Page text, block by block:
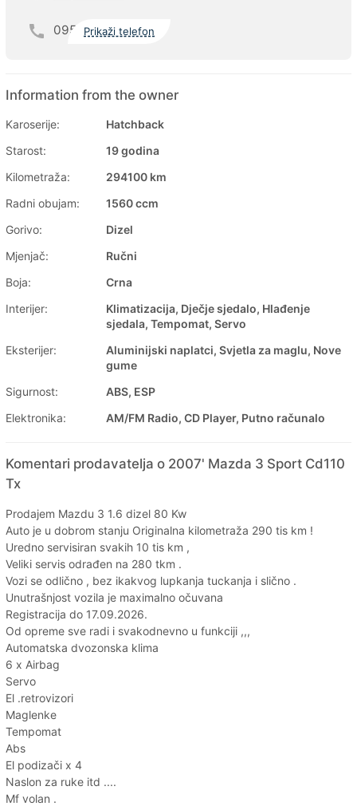
095 Prikaži telefon
Information from the owner
Karoserije:
Hatchback
Starost:
19 godina
Kilometraža:
294100 km
Radni obujam:
1560 ccm
Gorivo:
Dizel
Mjenjač:
Ručni
Boja:
Crna
Interijer:
Klimatizacija, Dječje sjedalo, Hlađenje
sjedala, Tempomat, Servo
Eksterijer:
Aluminijski naplatci, Svjetla za maglu, Nove
gume
Sigurnost:
ABS, ESP
Elektronika:
AM/FM Radio, CD Player, Putno računalo
Komentari prodavatelja o 2007' Mazda 3 Sport Cd110
Tx
Prodajem Mazdu 3 1.6 dizel 80 Kw
Auto je u dobrom stanju Originalna kilometraža 290 tis km !
Uredno servisiran svakih 10 tis km ,
Veliki servis odrađen na 280 tkm .
Vozi se odlično , bez ikakvog lupkanja tuckanja i slično .
Unutrašnjost vozila je maximalno očuvana
Registracija do 17.09.2026.
Od opreme sve radi i svakodnevno u funkciji ,,,
Automatska dvozonska klima
6 x Airbag
Servo
El .retrovizori
Maglenke
Tempomat
Abs
El podizači x 4
Naslon za ruke itd ....
Mf volan .